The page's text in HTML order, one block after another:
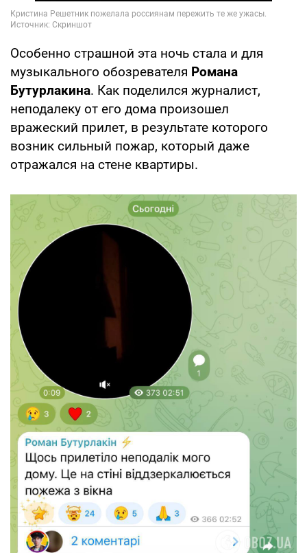
Особенно страшной эта ночь стала и для
музыкального обозревателя Романа
Бутурлакина. Как поделился журналист,
неподалеку от его дома произошел
вражеский прилет, в результате которого
возник сильный пожар, который даже
отражался на стене квартиры.